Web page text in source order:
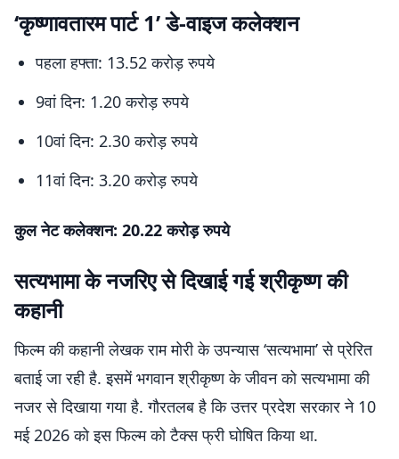
‘कृष्णावतारम पार्ट 1’ डे-वाइज कलेक्शन
पहला हफ्ता: 13.52 करोड़ रुपये
9वां दिन: 1.20 करोड़ रुपये
10वां दिन: 2.30 करोड़ रुपये
11वां दिन: 3.20 करोड़ रुपये
कुल नेट कलेक्शन: 20.22 करोड़ रुपये
सत्यभामा के नजरिए से दिखाई गई श्रीकृष्ण की
कहानी
फिल्म की कहानी लेखक राम मोरी के उपन्यास ‘सत्यभामा’ से प्रेरित
बताई जा रही है. इसमें भगवान श्रीकृष्ण के जीवन को सत्यभामा की
नजर से दिखाया गया है. गौरतलब है कि उत्तर प्रदेश सरकार ने 10
मई 2026 को इस फिल्म को टैक्स फ्री घोषित किया था.